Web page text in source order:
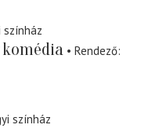
színház
Rendező
színház